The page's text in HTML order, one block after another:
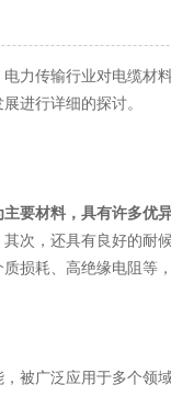
传输行业对电缆材料
进行详细的探讨。
主要材料，具有许多优
其次，还具有良好的耐
损耗、高绝缘电阻等
广泛应用于多个领域